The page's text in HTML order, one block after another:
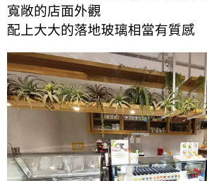
寬敞的店面外觀
配上大大的落地玻璃相當有質感